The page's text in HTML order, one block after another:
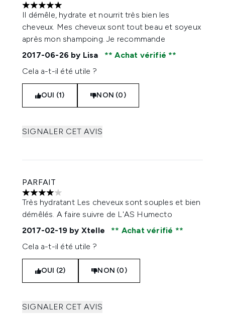
5 étoiles sur un maximum de 5
Il démêle, hydrate et nourrit très bien les
cheveux. Mes cheveux sont tout beau et soyeux
après mon shampoing. Je recommande
2017-06-26 by Lisa
Achat vérifié
Cela a-t-il été utile ?
OUI (1) NON (0)
SIGNALER CET AVIS
PARFAIT
4 étoiles sur un maximum de 5
Très hydratant Les cheveux sont souples et bien
démêlés. A faire suivre de L'AS Humecto
2017-02-19 by Xtelle
Achat vérifié
Cela a-t-il été utile ?
OUI (2) NON (0)
SIGNALER CET AVIS